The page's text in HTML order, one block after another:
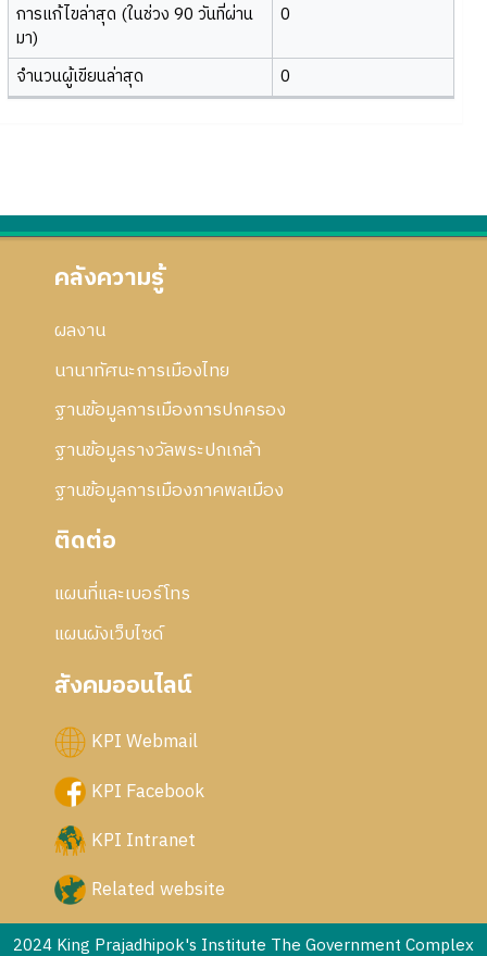
การแก้ไขล่าสุด (ในช่วง 90 วันที่ผ่าน
มา)
0
จำนวนผู้เขียนล่าสุด 0
คลังความรู้
ผลงาน
นานาทัศนะการเมืองไทย
ฐานข้อมูลการเมืองการปกครอง
ฐานข้อมูลรางวัลพระปกเกล้า
ฐานข้อมูลการเมืองภาคพลเมือง
ติดต่อ
แผนที่และเบอร์โทร
แผนผังเว็บไซด์
สังคมออนไลน์
KPI Webmail
KPI Facebook
KPI Intranet
Related website
2024 King Prajadhipok's Institute The Government Complex